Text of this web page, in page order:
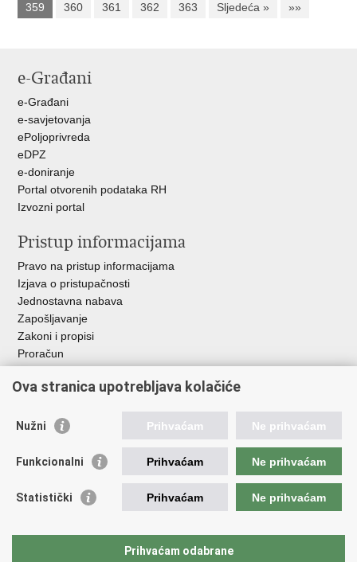
359
360 361 362 363 Sljedeća » »»
e-Građani
e-Građani
e-savjetovanja
ePoljoprivreda
eDPZ
e-doniranje
Portal otvorenih podataka RH
Izvozni portal
Pristup informacijama
Pravo na pristup informacijama
Izjava o pristupačnosti
Jednostavna nabava
Zapošljavanje
Zakoni i propisi
Proračun
RH
Važne poveznice
Hrvatska agencija za poljoprivredu i hranu
Agencija za plaćanja u poljoprivredi, ribarstvu i ruralnom
razvoju
Hrvatske šume
Pučka pravobraniteljica
Ova stranica upotrebljava kolačiće
Nužni Prihvaćam Ne prihvaćam
Funkcionalni Prihvaćam Ne prihvaćam
Statistički Prihvaćam Ne prihvaćam
Prihvaćam odabrane